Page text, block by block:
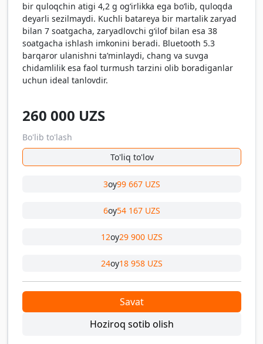
bir quloqchin atigi 4,2 g ogʻirlikka ega boʻlib, quloqda
deyarli sezilmaydi. Kuchli batareya bir martalik zaryad
bilan 7 soatgacha, zaryadlovchi gʻilof bilan esa 38
soatgacha ishlash imkonini beradi. Bluetooth 5.3
barqaror ulanishni ta’minlaydi, chang va suvga
chidamlilik esa faol turmush tarzini olib boradiganlar
uchun ideal tanlovdir.
260 000 UZS
Bo'lib to'lash
To'liq to'lov
3oy99 667 UZS
6oy54 167 UZS
12oy29 900 UZS
24oy18 958 UZS
Savat
Hoziroq sotib olish